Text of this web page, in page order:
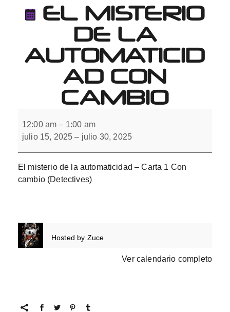
EL MISTERIO
DE LA
AUTOMATICID
AD CON
CAMBIO
misterio
de
la
con
cambio
12:00 am – 1:00 am
julio 15, 2025 – julio 30, 2025
El misterio de la automaticidad – Carta 1 Con
cambio​ (Detectives)
Hosted by Zuce
Ver calendario completo